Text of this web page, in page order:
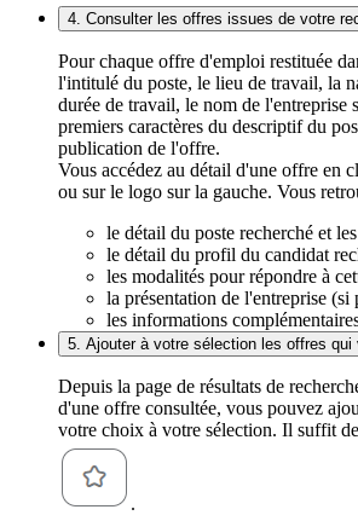
4. Consulter les offres issues de votre
Pour chaque offre d'emploi restituée
l'intitulé du poste, le lieu de travail, la
durée de travail, le nom de l'entreprise
premiers caractères du descriptif du
publication de l'offre.
Vous accédez au détail d'une offre en
ou sur le logo sur la gauche. Vous
le détail du poste recherché et
le détail du profil du candidat
les modalités pour répondre à
la présentation de l'entreprise (si
les informations
5. Ajouter à votre sélection les offres qui
Depuis la page de résultats de
d'une offre consultée, vous pouvez
votre choix à votre sélection. Il suffit
.